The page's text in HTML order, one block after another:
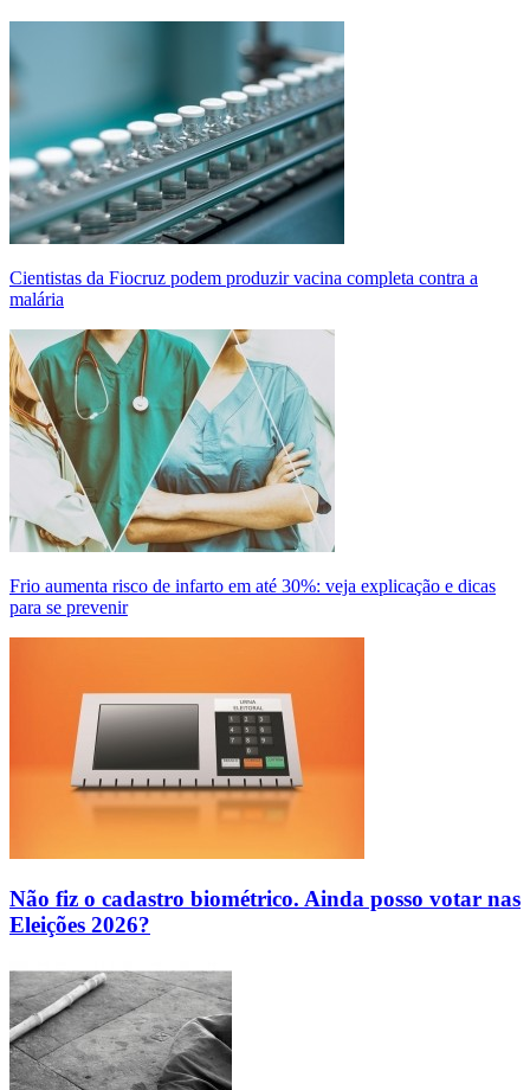
Cientistas da Fiocruz podem produzir vacina completa contra a
malária
Frio aumenta risco de infarto em até 30%: veja explicação e dicas
para se prevenir
Não fiz o cadastro biométrico. Ainda posso votar nas
Eleições 2026?